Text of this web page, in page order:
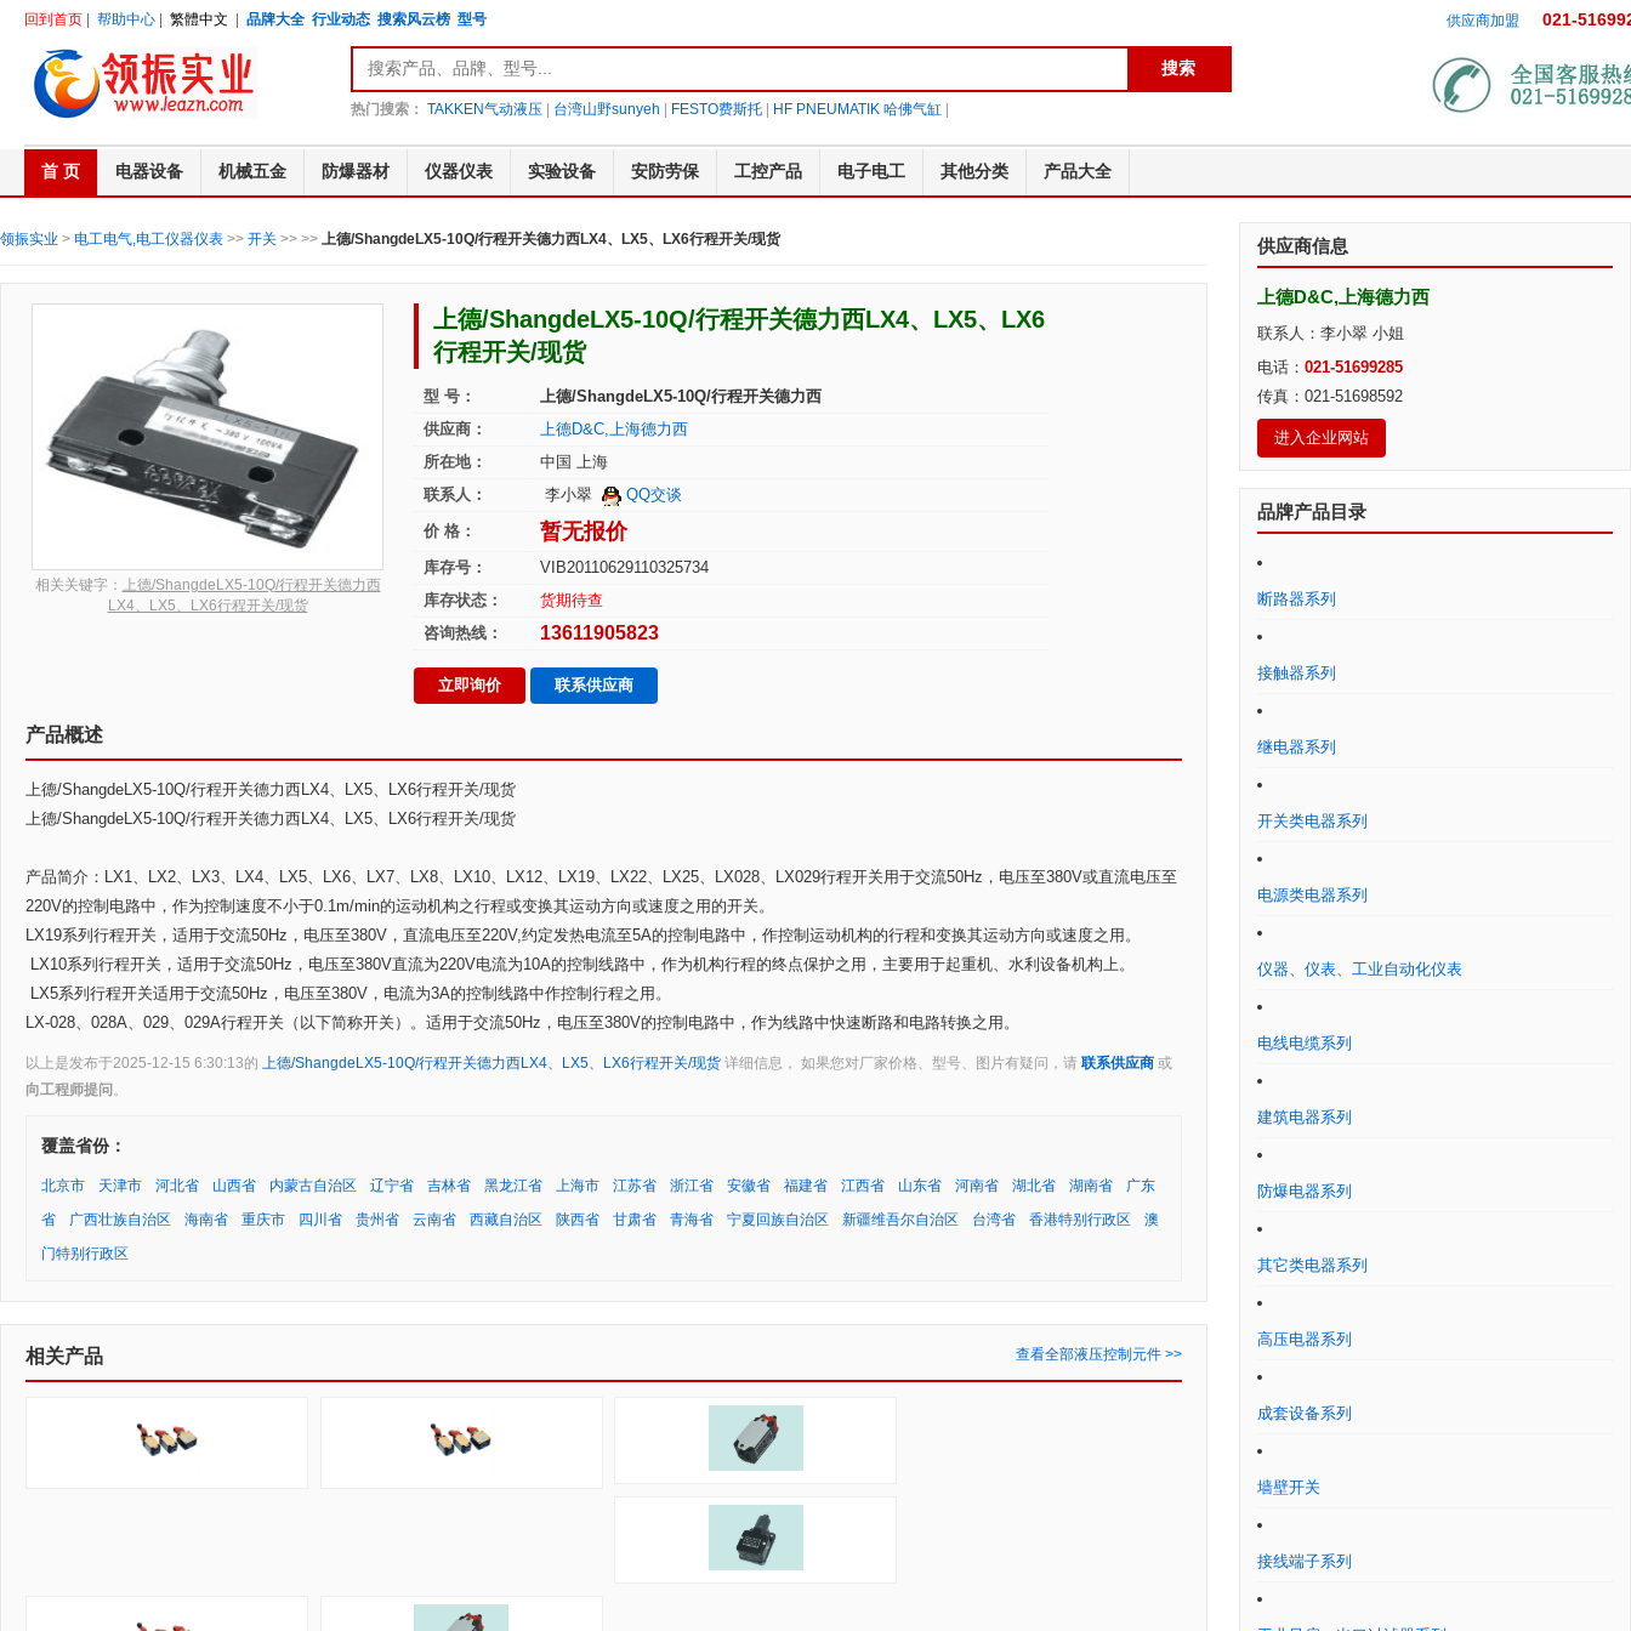
回到首页 帮助中心 繁體中文 品牌大全 行业动态 搜索风云榜 型号 供应商加盟 021-
热门搜索： TAKKEN气动液压| 台湾山野sunyeh FESTO费斯托| HF PNEUMATIK 哈佛气缸|
首 页 电器设备 机械五金 防爆器材 仪器仪表 实验设备 安防劳保 工控产品 电子电工 其他分类 产品大全
领振实业 > 电工电气,电工仪器仪表 >> 开关 >> >> 上德/ShangdeLX5-10Q/行程开关德力西LX4、LX5、LX6行程开关/现货
相关关键字：
上德/ShangdeLX5-10Q/行程开关德力西
LX4、LX5、LX6行程开关/现货
上德/ShangdeLX5-10Q/行程开关德力西LX4、LX5、LX6
行程开关/现货
型 号：
上德/ShangdeLX5-10Q/行程开关德力西
供应商：
上德D&C,上海德力西
所在地：
中国 上海
联系人：
李小翠
QQ交谈
价 格：
暂无报价
库存号：
VIB20110629110325734
库存状态：
货期待查
咨询热线：
13611905823
立即询价 联系供应商
产品概述
上德/ShangdeLX5-10Q/行程开关德力西LX4、LX5、LX6行程开关/现货
上德/ShangdeLX5-10Q/行程开关德力西LX4、LX5、LX6行程开关/现货
产品简介：LX1、LX2、LX3、LX4、LX5、LX6、LX7、LX8、LX10、LX12、LX19、LX22、LX25、LX028、LX029行程开关用于交流50Hz，电压至380V或直流电压至
220V的控制电路中，作为控制速度不小于0.1m/min的运动机构之行程或变换其运动方向或速度之用的开关。
LX19系列行程开关，适用于交流50Hz，电压至380V，直流电压至220V,约定发热电流至5A的控制电路中，作控制运动机构的行程和变换其运动方向或速度之用。
LX10系列行程开关，适用于交流50Hz，电压至380V直流为220V电流为10A的控制线路中，作为机构行程的终点保护之用，主要用于起重机、水利设备机构上。
LX5系列行程开关适用于交流50Hz，电压至380V，电流为3A的控制线路中作控制行程之用。
LX-028、028A、029、029A行程开关（以下简称开关）。适用于交流50Hz，电压至380V的控制电路中，作为线路中快速断路和电路转换之用。
以上是发布于2025-12-15 6:30:13的 上德/ShangdeLX5-10Q/行程开关德力西LX4、LX5、LX6行程开关/现货 详细信息， 如果您对厂家价格、型号、图片有疑问，请 联系供应商 或
向工程师提问 。
覆盖省份：
北京市 天津市 河北省 山西省 内蒙古自治区 辽宁省 吉林省 黑龙江省 上海市 江苏省 浙江省 安徽省 福建省 江西省 山东省 河南省 湖北省 湖南省
广东
省
广西壮族自治区 海南省 重庆市 四川省 贵州省 云南省 西藏自治区 陕西省 甘肃省 青海省 宁夏回族自治区 新疆维吾尔自治区 台湾省 香港特别行政区
澳
门特别行政区
相关产品 查看全部液压控制元件 >>
供应商信息
上德D&C,上海德力西
联系人：李小翠 小姐
电话：021-51699285
传真：021-51698592
进入企业网站
品牌产品目录
断路器系列
接触器系列
继电器系列
开关类电器系列
电源类电器系列
仪器、仪表、工业自动化仪表
电线电缆系列
建筑电器系列
防爆电器系列
其它类电器系列
高压电器系列
成套设备系列
墙壁开关
接线端子系列